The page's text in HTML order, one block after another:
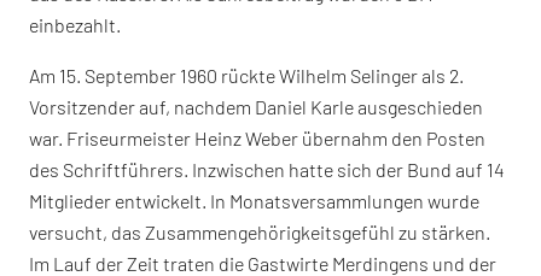
einbezahlt.
Am 15. September 1960 rückte Wilhelm Selinger als 2.
Vorsitzender auf, nachdem Daniel Karle ausgeschieden
war. Friseurmeister Heinz Weber übernahm den Posten
des Schriftführers. Inzwischen hatte sich der Bund auf 14
Mitglieder entwickelt. In Monatsversammlungen wurde
versucht, das Zusammengehörigkeitsgefühl zu stärken.
Im Lauf der Zeit traten die Gastwirte Merdingens und der